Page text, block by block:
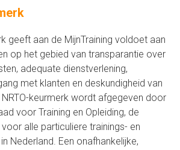
geeft aan de MijnTraining voldoet aan
op het gebied van transparantie over
adequate dienstverlening,
met klanten en deskundigheid van
keurmerk wordt afgegeven door
voor Training en Opleiding, de
alle particuliere trainings- en
Nederland. Een onafhankelijke,